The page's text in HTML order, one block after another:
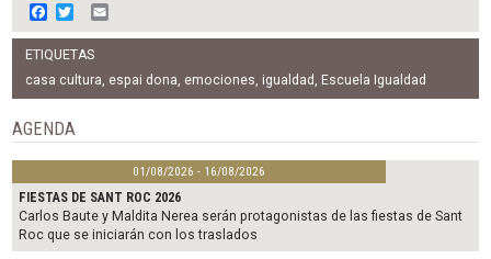
F
a
c
e
b
o
o
k
w
i
t
t
e
m
l
ETIQUETAS
casa cultura, espai dona, emociones, igualdad , Escuela Igualdad
AGENDA
01/08/2026 - 16/08/2026
FIESTAS DE SANT ROC 2026
Carlos Baute y Maldita Nerea serán protagonistas de las fiestas de Sant
Roc que se iniciarán con los traslados